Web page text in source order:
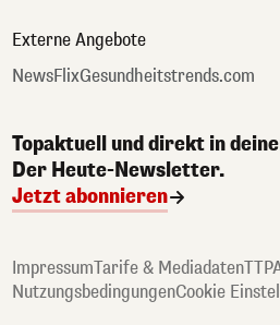
Externe Angebote
NewsFlixGesundheitstrends.com
Topaktuell und direkt in
Der Heute-Newsletter.
Jetzt abonnieren
ImpressumTarife & Mediadaten
NutzungsbedingungenCookie